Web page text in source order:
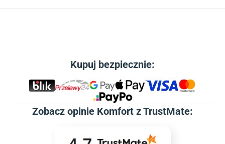
Kupuj bezpiecznie:
Zobacz opinie Komfort z TrustMate: